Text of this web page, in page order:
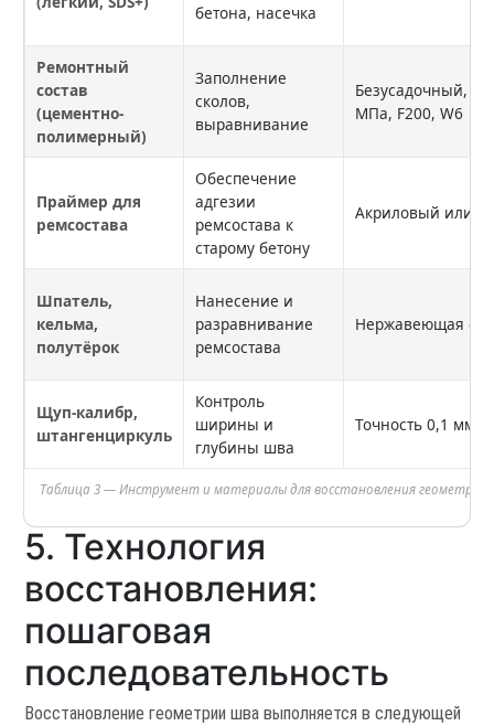
Таблица 3 — Инструмент и материалы для восстановления геометрии
бетона, насечка
Ремонтный
состав
(цементно-
полимерный)
Заполнение
сколов,
выравнивание
Безусадочный,
МПа, F200, W6
Праймер для
ремсостава
Обеспечение
адгезии
ремсостава к
старому бетону
Акриловый или
Шпатель,
кельма,
полутёрок
Нанесение и
разравнивание
ремсостава
Нержавеющая
Щуп-калибр,
штангенциркуль
Контроль
ширины и
глубины шва
Точность 0,1 мм
5. Технология
восстановления:
пошаговая
последовательность
Восстановление геометрии шва выполняется в следующей